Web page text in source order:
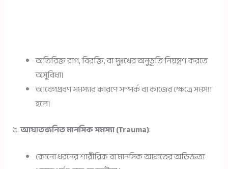
অতিরিক্ত রাগ, বিরক্তি, বা দুঃখের অনুভূতি নিয়ন্ত্রণ করতে
অসুবিধা।
আবেগপ্রবণ সমস্যার কারণে সম্পর্ক বা কাজের ক্ষেত্রে সমস্যা
হলে।
৫.আঘাতজনিত মানসিক সমস্যা (Trauma):
কোনো ধরনের শারীরিক বা মানসিক আঘাতের অভিজ্ঞতা